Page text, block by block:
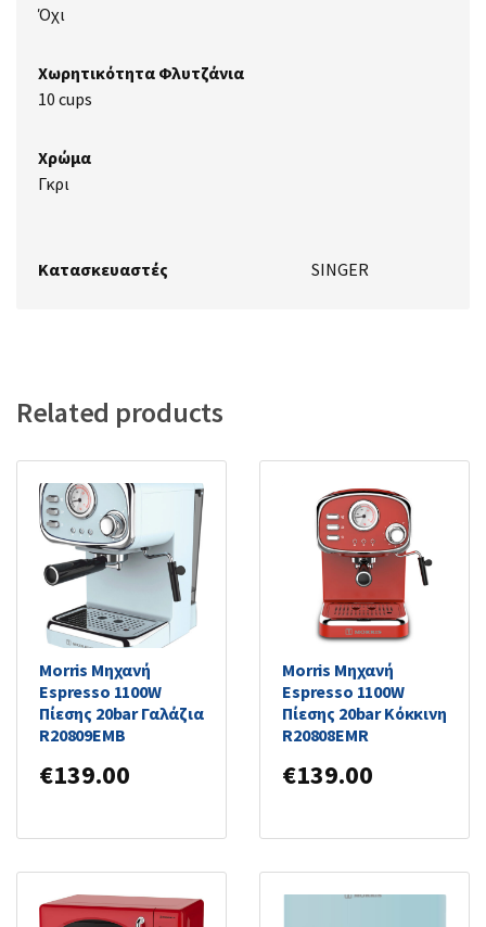
Όχι
Χωρητικότητα Φλυτζάνια
10 cups
Χρώμα
Γκρι
Κατασκευαστές SINGER
Related products
Morris Μηχανή
Espresso 1100W
Πίεσης 20bar Γαλάζια
R20809EMB
€139.00
Morris Μηχανή
Espresso 1100W
Πίεσης 20bar Κόκκινη
R20808EMR
€139.00